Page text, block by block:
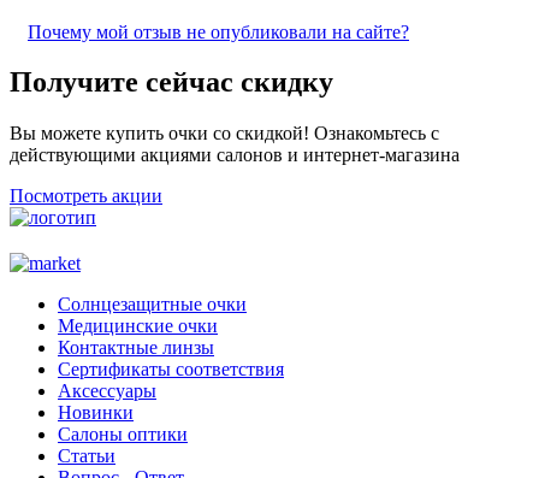
Почему мой отзыв не опубликовали на сайте?
Получите сейчас скидку
Вы можете купить очки со скидкой! Ознакомьтесь с
действующими акциями салонов и интернет-магазина
Посмотреть акции
Солнцезащитные очки
Медицинские очки
Контактные линзы
Сертификаты соответствия
Аксессуары
Новинки
Салоны оптики
Статьи